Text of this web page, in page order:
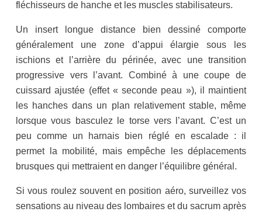
fléchisseurs de hanche et les muscles stabilisateurs.
Un insert longue distance bien dessiné comporte
généralement une zone d’appui élargie sous les
ischions et l’arrière du périnée, avec une transition
progressive vers l’avant. Combiné à une coupe de
cuissard ajustée (effet « seconde peau »), il maintient
les hanches dans un plan relativement stable, même
lorsque vous basculez le torse vers l’avant. C’est un
peu comme un harnais bien réglé en escalade : il
permet la mobilité, mais empêche les déplacements
brusques qui mettraient en danger l’équilibre général.
Si vous roulez souvent en position aéro, surveillez vos
sensations au niveau des lombaires et du sacrum après